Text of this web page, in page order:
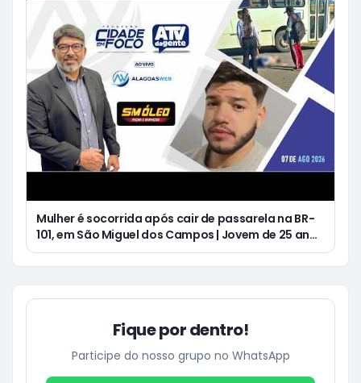
Mulher é socorrida após cair de passarela na BR-
101, em São Miguel dos Campos | Jovem de 25 anos
morre após acidente de moto no Distrito
Fique por dentro!
Participe do nosso grupo no WhatsApp